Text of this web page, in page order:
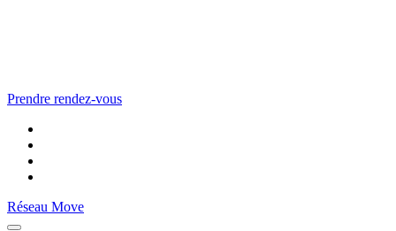
Prendre rendez-vous
Réseau Move